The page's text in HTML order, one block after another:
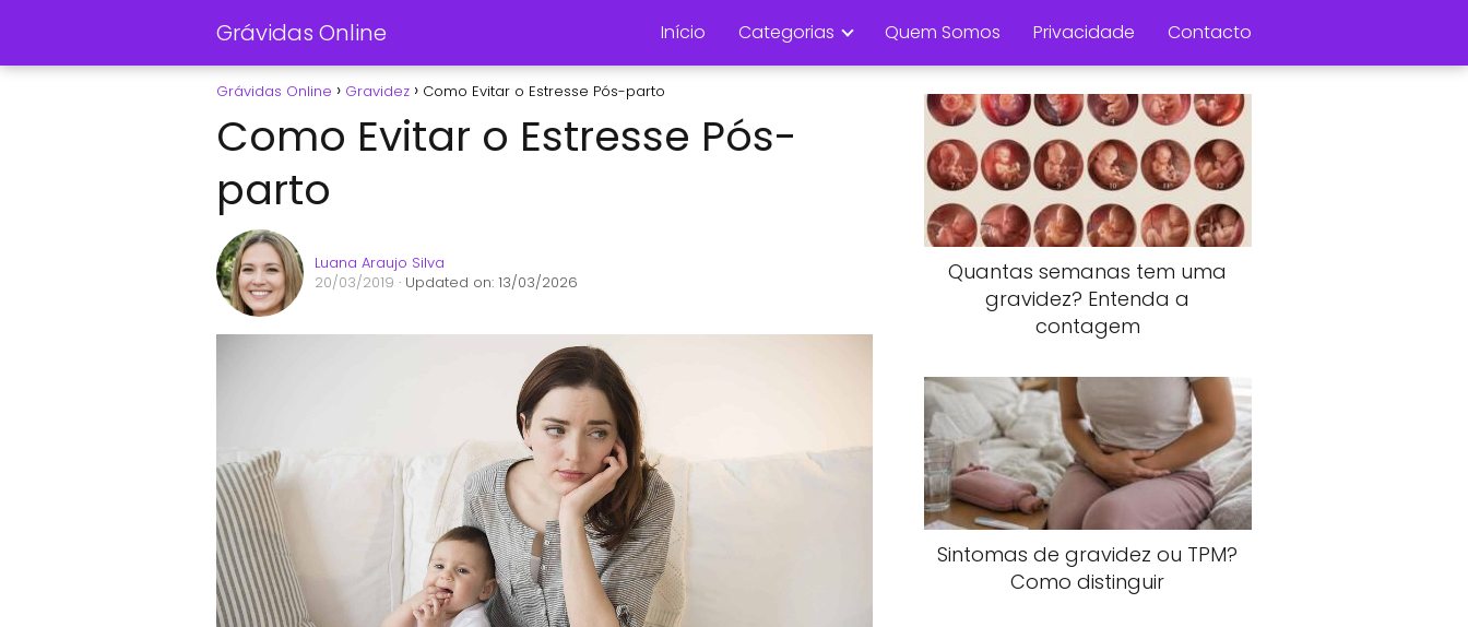
Grávidas Online Início Categorias Quem Somos Privacidade Contacto
Grávidas Online Gravidez Como Evitar o Estresse Pós-parto
Como Evitar o Estresse Pós-
parto
Luana Araujo Silva
20/03/2019 · Updated on: 13/03/2026
Quantas semanas tem uma
gravidez? Entenda a
contagem
Sintomas de gravidez ou TPM?
Como distinguir